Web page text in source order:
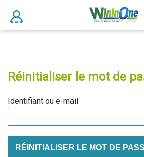
Réinitialiser le mot de
Identifiant ou e-mail